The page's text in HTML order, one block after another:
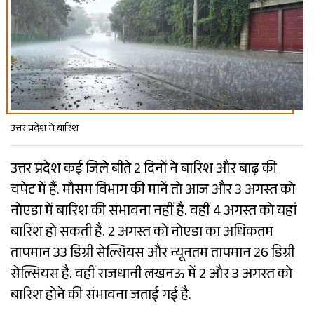
उत्तर प्रदेश में बारिश
उत्तर प्रदेश कई जिले बीते 2 दिनों ने बारिश और बाढ़ की
चपेट में हैं. मौसम विभाग की मानें तो आज और 3 अगस्त को
नोएडा में बारिश की संभावना नहीं है. वहीं 4 अगस्त को यहां
बारिश हो सकती है. 2 अगस्त को नोएडा का अधिकतम
तापमान 33 डिग्री सेल्सियस और न्यूनतम तापमान 26 डिग्री
सेल्सियस है. वहीं राजधानी लखनऊ में 2 और 3 अगस्त को
बारिश होने की संभावना जताई गई है.